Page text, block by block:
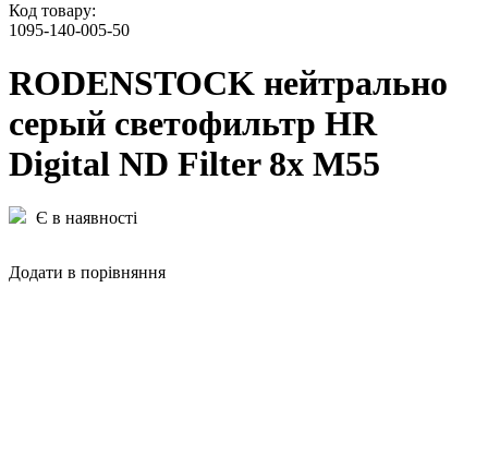
Код товару:
1095-140-005-50
RODENSTOCK нейтрально
серый светофильтр HR
Digital ND Filter 8x M55
Є в наявності
Додати в порівняння